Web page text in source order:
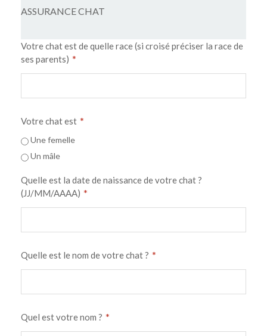
ASSURANCE CHAT
Votre chat est de quelle race (si croisé préciser la race de
ses parents) *
Votre chat est *
Une femelle
Un mâle
Quelle est la date de naissance de votre chat ?
(JJ/MM/AAAA) *
Quelle est le nom de votre chat ? *
Quel est votre nom ? *